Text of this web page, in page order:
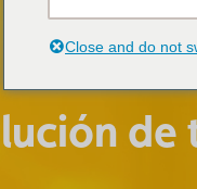
Close and do not